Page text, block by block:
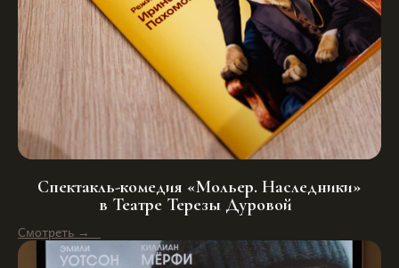
Спектакль-комедия «Мольер. Наследники»
в Театре Терезы Дуровой
Смотреть →